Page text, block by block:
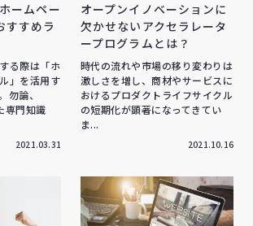
ームペー
すすめラ
る際は「ホ
」を活用す
勿論、
専門知識
2021.03.31
オープンイノベーションに
欠かせないアクセラレータ
ープログラムとは？
時代の流れや市場の移り変わりは
激しさを増し、商材やサービスに
おけるプロダクトライフサイクル
の短期化が顕著になってきてい
ま...
2021.10.16